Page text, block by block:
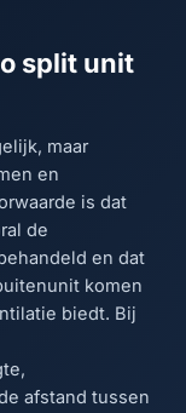
split unit
maar
en
is dat
de
en dat
komen
biedt. Bij
afstand tussen